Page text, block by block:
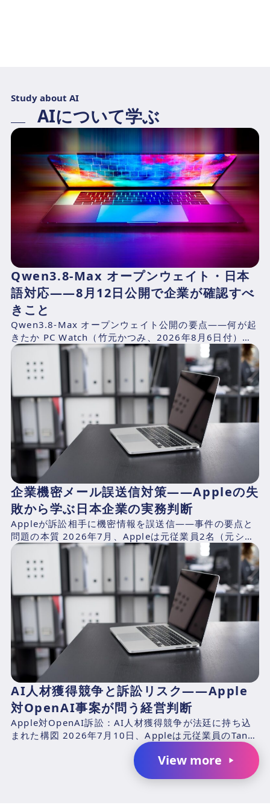
Study about AI
AIについて学ぶ
Qwen3.8-Max オープンウェイト・日本
語対応——8月12日公開で企業が確認すべ
きこと
Qwen3.8-Max オープンウェイト公開の要点——何が起
きたか PC Watch（竹元かつみ、2026年8月6日付）の
報道によれば、AlibabaのQwen...
企業機密メール誤送信対策——Appleの失
敗から学ぶ日本企業の実務判断
Appleが訴訟相手に機密情報を誤送信——事件の要点と
問題の本質 2026年7月、Appleは元従業員2名（元シニ
アシステムズエンジニアのChang Liuおよ...
AI人材獲得競争と訴訟リスク――Apple
対OpenAI事案が問う経営判断
Apple対OpenAI訴訟：AI人材獲得競争が法廷に持ち込
まれた構図 2026年7月10日、Appleは元従業員のTang
View more